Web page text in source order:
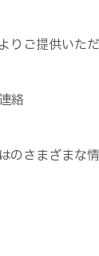
ご提供い
絡
さまざまな